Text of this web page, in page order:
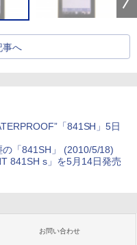
事へ
「841SH」5日
「841SH」
(2010/5/18)
841SH s」を5月14日発売
お問い合わせ